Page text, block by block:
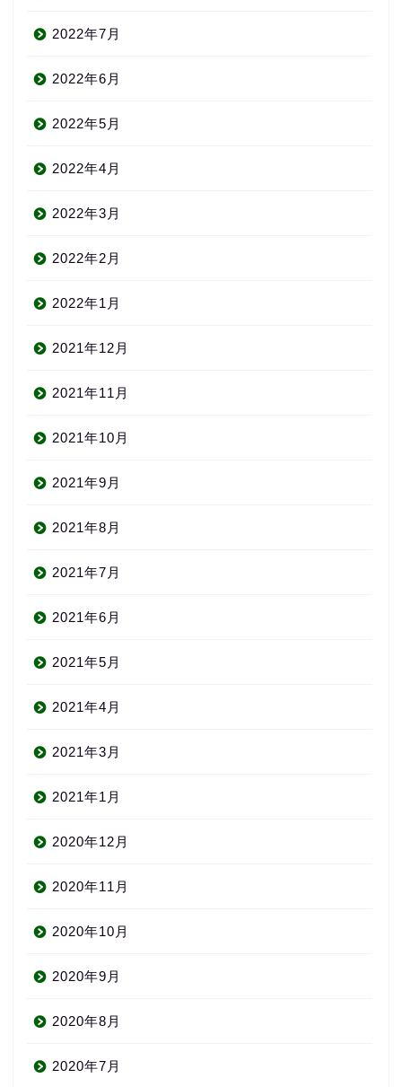
2022年7月
2022年6月
2022年5月
2022年4月
2022年3月
2022年2月
2022年1月
2021年12月
2021年11月
2021年10月
2021年9月
2021年8月
2021年7月
2021年6月
2021年5月
2021年4月
2021年3月
2021年1月
2020年12月
2020年11月
2020年10月
2020年9月
2020年8月
2020年7月